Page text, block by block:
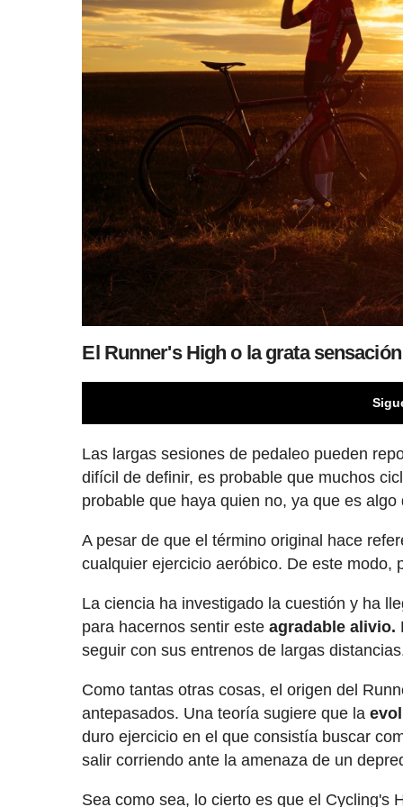
El Runner's High o la grata
Las largas sesiones de pedaleo pueden
difícil de definir, es probable que muchos
probable que haya quien no, ya que es
A pesar de que el término original hace
cualquier ejercicio aeróbico. De este
La ciencia ha investigado la cuestión y ha
para hacernos sentir esteagradable alivio.
seguir con sus entrenos de largas
Como tantas otras cosas, el origen del
antepasados. Una teoría sugiere que la
duro ejercicio en el que consistía buscar
salir corriendo ante la amenaza de un
Sea como sea, lo cierto es que el Cycling's